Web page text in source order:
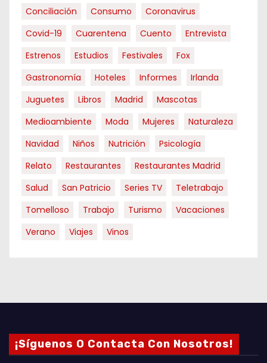
Conciliación
Consumo
Coronavirus
Covid-19
Cuarentena Cuento
Entrevista
Estrenos
Estudios Festivales
Fox
Gastronomía
Hoteles Informes
Irlanda
Juguetes
Libros Madrid
Mascotas
Medioambiente
Moda Mujeres
Naturaleza
Navidad
Niños Nutrición
Psicología
Relato
Restaurantes
Restaurantes Madrid
Salud
San Patricio Series TV
Teletrabajo
Tomelloso
Trabajo Turismo
Vacaciones
Verano
Viajes Vinos
¡Síguenos O Contacta Con Nosotros!